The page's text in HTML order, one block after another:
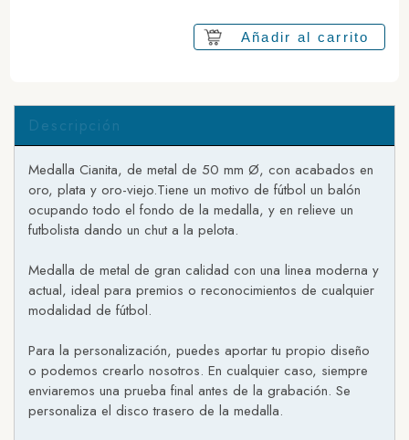
Añadir al carrito
Descripción
Medalla Cianita, de metal de 50 mm Ø, con acabados en
oro, plata y oro-viejo.Tiene un motivo de fútbol un balón
ocupando todo el fondo de la medalla, y en relieve un
futbolista dando un chut a la pelota.
Medalla de metal de gran calidad con una linea moderna y
actual, ideal para premios o reconocimientos de cualquier
modalidad de fútbol.
Para la personalización, puedes aportar tu propio diseño
o podemos crearlo nosotros. En cualquier caso, siempre
enviaremos una prueba final antes de la grabación. Se
personaliza el disco trasero de la medalla.